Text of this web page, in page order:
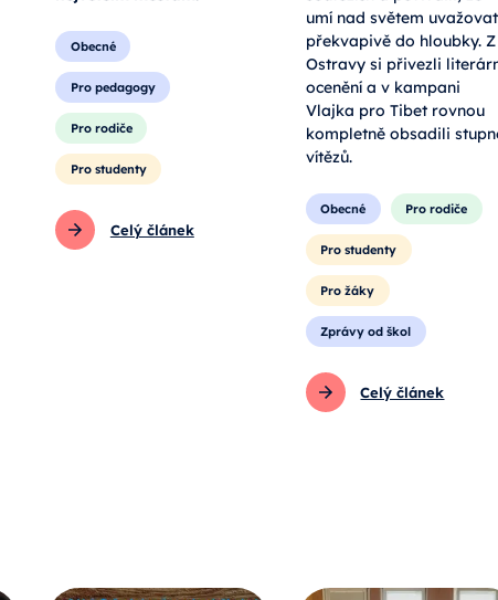
Obecné
Pro pedagogy
Pro rodiče
Pro studenty
Celý článek
umí nad světem uvažovat
překvapivě do hloubky. Z
Ostravy si přivezli
ocenění a v kampani
Vlajka pro Tibet rovnou
kompletně obsadili
vítězů.
Obecné Pro rodiče
Pro studenty
Pro žáky
Zprávy od škol
Celý článek